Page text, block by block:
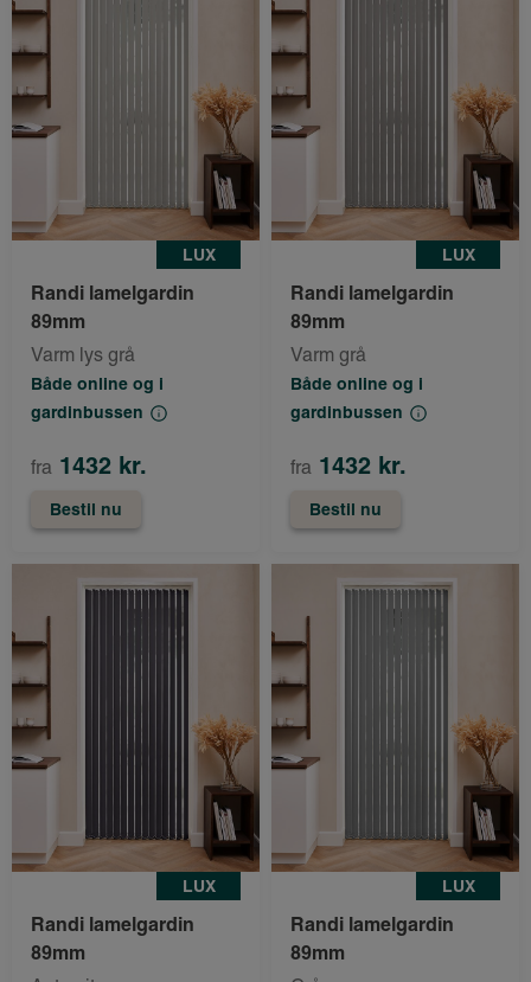
LUX
Randi lamelgardin
89mm
Varm lys grå
Både online og i
gardinbussen
fra 1432 kr.
Bestil nu
LUX
Randi lamelgardin
89mm
Varm grå
Både online og i
gardinbussen
fra 1432 kr.
Bestil nu
LUX
Randi lamelgardin
89mm
LUX
Randi lamelgardin
89mm